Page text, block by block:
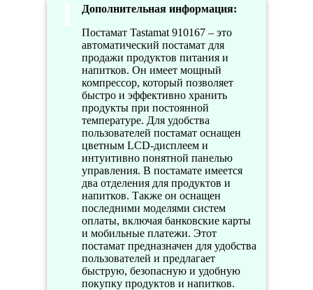
Дополнительная информация:
Постамат Tastamat 910167 – это
автоматический постамат для
продажи продуктов питания и
напитков. Он имеет мощный
компрессор, который позволяет
быстро и эффективно хранить
продукты при постоянной
температуре. Для удобства
пользователей постамат оснащен
цветным LCD-дисплеем и
интуитивно понятной панелью
управления. В постамате имеется
два отделения для продуктов и
напитков. Также он оснащен
последними моделями систем
оплаты, включая банковские карты
и мобильные платежи. Этот
постамат предназначен для удобства
пользователей и предлагает
быструю, безопасную и удобную
покупку продуктов и напитков.